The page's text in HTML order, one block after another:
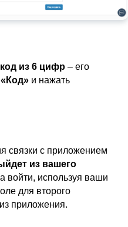
код из 6 цифр – его
и нажать
связки с приложением
из вашего
войти, используя ваши
для второго
приложения.